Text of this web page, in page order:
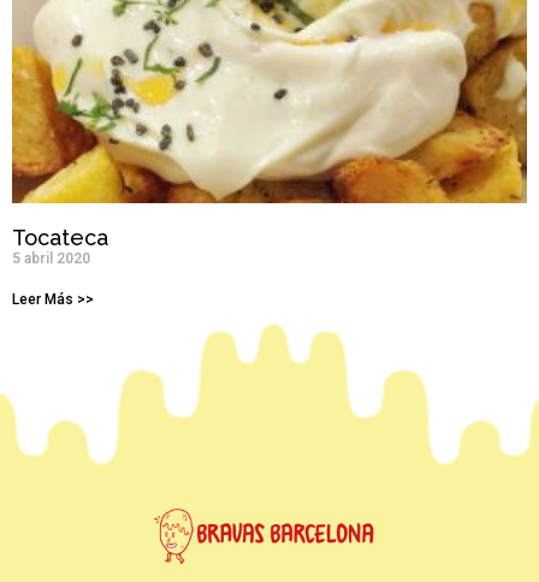
Tocateca
5 abril 2020
Leer Más >>